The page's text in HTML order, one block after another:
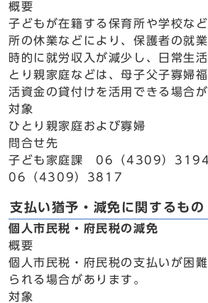
概要
子どもが在籍する保育所や学校な
所の休業などにより、保護者の就
時的に就労収入が減少し、日常生
とり親家庭などは、母子父子寡婦
活資金の貸付けを活用できる場合が
対象
ひとり親家庭および寡婦
問合せ先
子ども家庭課 06（4309）3194
06（4309）3817
支払い猶予・減免に関するもの
個人市民税・府民税の減免
概要
個人市民税・府民税の支払いが困
られる場合があります。
対象